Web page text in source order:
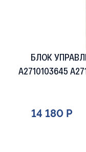
БЛОК
A2710103645
14 180 Р